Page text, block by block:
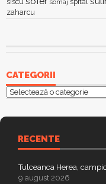
somaj
zaharcu
CATEGORII
Categorii
RECENTE
Tulceanca Herea,
9 august 2026